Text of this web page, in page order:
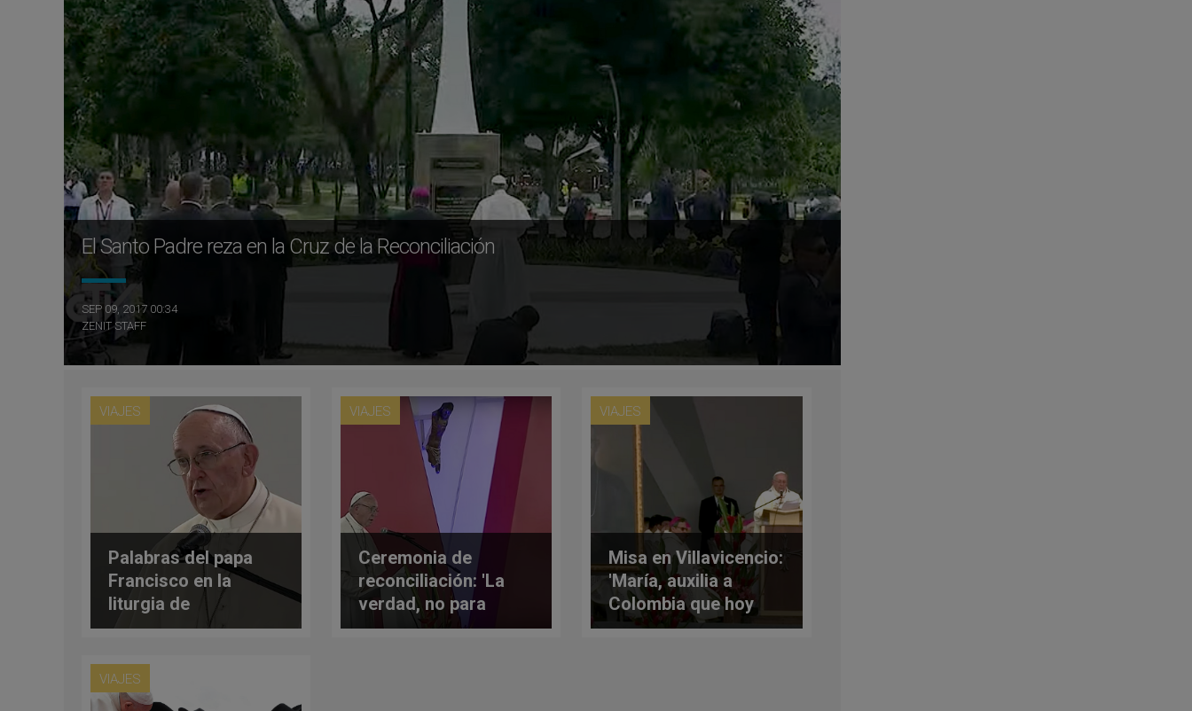
El Santo Padre reza en la Cruz de la Reconciliación
SEP 09, 2017 00:34
ZENIT STAFF
VIAJES
Palabras del papa
Francisco en la
liturgia de
reconciliación en
completo
VIAJES
Ceremonia de
reconciliación: 'La
verdad, no para
vengarse sino para
VIAJES
Misa en Villavicencio:
'María, auxilia a
Colombia que hoy
quiere reconciliarse
VIAJES